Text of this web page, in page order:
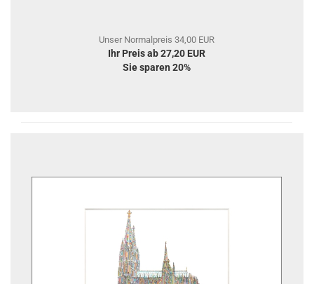
Unser Normalpreis 34,00 EUR
Ihr Preis ab 27,20 EUR
Sie sparen 20%